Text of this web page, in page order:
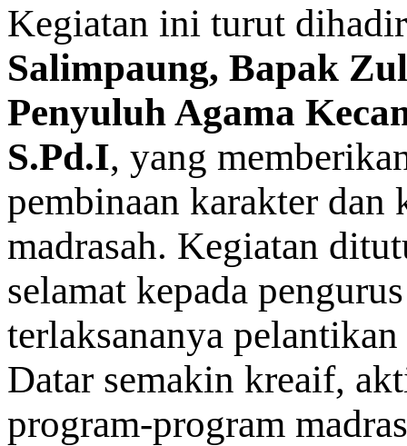
Kegiatan ini turut
Salimpaung, Bapak
Penyuluh Agama
S.Pd.I, yang
pembinaan karakter
madrasah. Kegiatan
selamat kepada
terlaksananya
Datar semakin kreaif,
program-program